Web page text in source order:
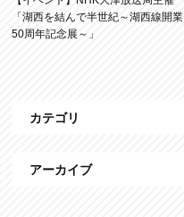
「湖西を結んで半世紀～湖西線開業
50周年記念展～」
カテゴリ
アーカイブ